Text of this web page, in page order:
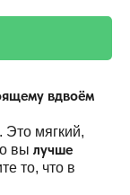
вдвоём
Это мягкий,
вы лучше
то, что в